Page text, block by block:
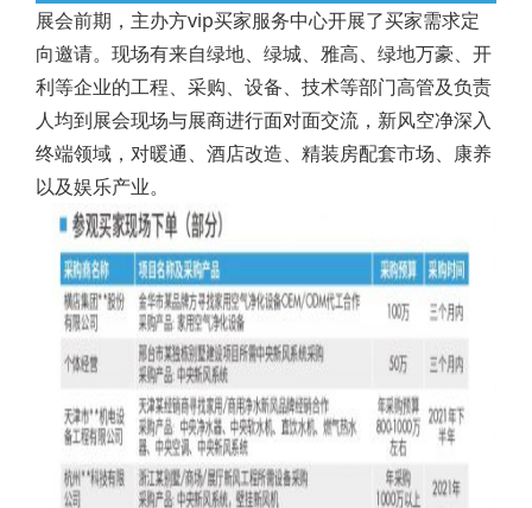
展会前期，主办方vip买家服务中心开展了买家需求定
向邀请。现场有来自绿地、绿城、雅高、绿地万豪、开
利等企业的工程、采购、设备、技术等部门高管及负责
人均到展会现场与展商进行面对面交流，新风空净深入
终端领域，对暖通、酒店改造、精装房配套市场、康养
以及娱乐产业。